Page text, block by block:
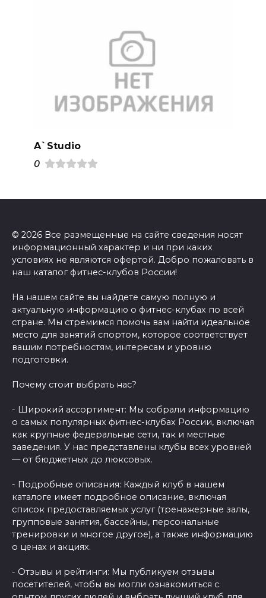
A`Studio
0
© 2026 Все размещенные на сайте сведения носят
информационный характер и ни при каких
условиях не являются офертой. Добро пожаловать в
наш каталог фитнес-клубов России!
На нашем сайте вы найдете самую полную и
актуальную информацию о фитнес-клубах по всей
стране. Мы стремимся помочь вам найти идеальное
место для занятий спортом, которое соответствует
вашим потребностям, интересам и уровню
подготовки.
Почему стоит выбрать нас?
- Широкий ассортимент: Мы собрали информацию
о самых популярных фитнес-клубах России, включая
как крупные федеральные сети, так и местные
заведения. У нас представлены клубы всех уровней
— от бюджетных до люксовых.
- Подробные описания: Каждый клуб в нашем
каталоге имеет подробное описание, включая
список предоставляемых услуг (тренажерные залы,
групповые занятия, бассейны, персональные
тренировки и многое другое), а также информацию
о ценах и акциях.
- Отзывы и рейтинги: Мы публикуем отзывы
посетителей, чтобы вы могли ознакомиться с